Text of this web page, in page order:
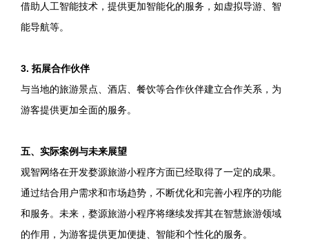
借助人工智能技术，提供更加智能化的服务，如虚拟导游、智
能导航等。
3. 拓展合作伙伴
与当地的旅游景点、酒店、餐饮等合作伙伴建立合作关系，为
游客提供更加全面的服务。
五、实际案例与未来展望
观智网络在开发婺源旅游小程序方面已经取得了一定的成果。
通过结合用户需求和市场趋势，不断优化和完善小程序的功能
和服务。未来，婺源旅游小程序将继续发挥其在智慧旅游领域
的作用，为游客提供更加便捷、智能和个性化的服务。